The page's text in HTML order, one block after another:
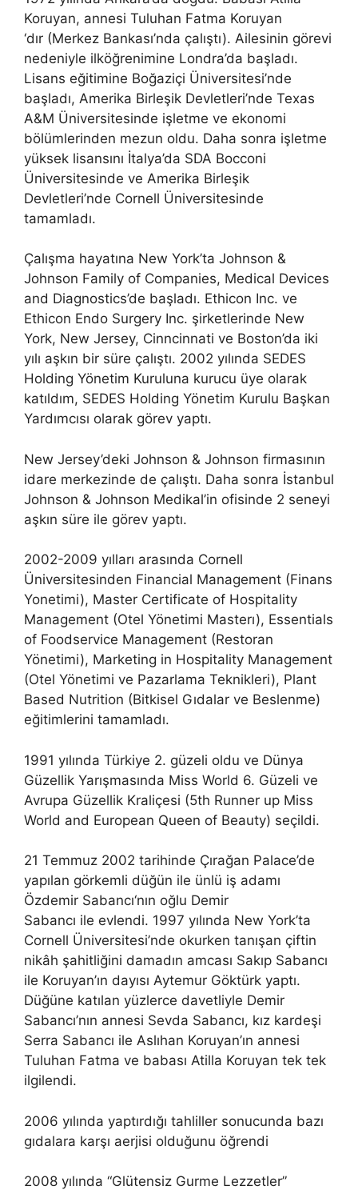
Koruyan, annesi Tuluhan Fatma Koruyan
‘dır (Merkez Bankası’nda çalıştı). Ailesinin görevi
nedeniyle ilköğrenimine Londra’da başladı.
Lisans eğitimine Boğaziçi Üniversitesi’nde
başladı, Amerika Birleşik Devletleri’nde Texas
A&M Üniversitesinde işletme ve ekonomi
bölümlerinden mezun oldu. Daha sonra işletme
yüksek lisansını İtalya’da SDA Bocconi
Üniversitesinde ve Amerika Birleşik
Devletleri’nde Cornell Üniversitesinde
tamamladı.
Çalışma hayatına New York’ta Johnson &
Johnson Family of Companies, Medical Devices
and Diagnostics’de başladı. Ethicon Inc. ve
Ethicon Endo Surgery Inc. şirketlerinde New
York, New Jersey, Cinncinnati ve Boston’da iki
yılı aşkın bir süre çalıştı. 2002 yılında SEDES
Holding Yönetim Kuruluna kurucu üye olarak
katıldım, SEDES Holding Yönetim Kurulu Başkan
Yardımcısı olarak görev yaptı.
New Jersey’deki Johnson & Johnson firmasının
idare merkezinde de çalıştı. Daha sonra İstanbul
Johnson & Johnson Medikal’in ofisinde 2 seneyi
aşkın süre ile görev yaptı.
2002-2009 yılları arasında Cornell
Üniversitesinden Financial Management (Finans
Yonetimi), Master Certificate of Hospitality
Management (Otel Yönetimi Masterı), Essentials
of Foodservice Management (Restoran
Yönetimi), Marketing in Hospitality Management
(Otel Yönetimi ve Pazarlama Teknikleri), Plant
Based Nutrition (Bitkisel Gıdalar ve Beslenme)
eğitimlerini tamamladı.
1991 yılında Türkiye 2. güzeli oldu ve Dünya
Güzellik Yarışmasında Miss World 6. Güzeli ve
Avrupa Güzellik Kraliçesi (5th Runner up Miss
World and European Queen of Beauty) seçildi.
21 Temmuz 2002 tarihinde Çırağan Palace’de
yapılan görkemli düğün ile ünlü iş adamı
Özdemir Sabancı‘nın oğlu Demir
Sabancı ile evlendi. 1997 yılında New York’ta
Cornell Üniversitesi’nde okurken tanışan çiftin
nikâh şahitliğini damadın amcası Sakıp Sabancı
ile Koruyan’ın dayısı Aytemur Göktürk yaptı.
Düğüne katılan yüzlerce davetliyle Demir
Sabancı’nın annesi Sevda Sabancı, kız kardeşi
Serra Sabancı ile Aslıhan Koruyan’ın annesi
Tuluhan Fatma ve babası Atilla Koruyan tek tek
ilgilendi.
2006 yılında yaptırdığı tahliller sonucunda bazı
gıdalara karşı aerjisi olduğunu öğrendi
2008 yılında “Glütensiz Gurme Lezzetler”